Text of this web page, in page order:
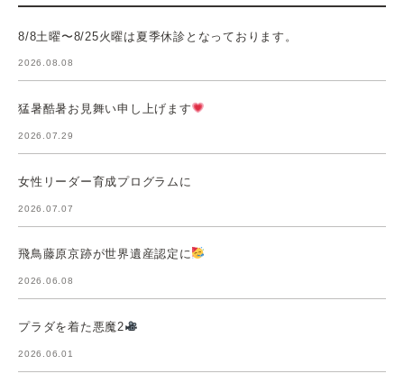
8/8土曜〜8/25火曜は夏季休診となっております。
2026.08.08
猛暑酷暑お見舞い申し上げます
2026.07.29
女性リーダー育成プログラムに
2026.07.07
飛鳥藤原京跡が世界遺産認定に
2026.06.08
プラダを着た悪魔2
2026.06.01